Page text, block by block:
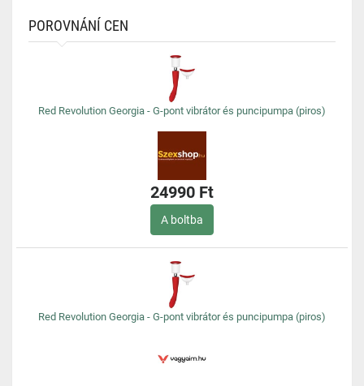
POROVNÁNÍ CEN
Red Revolution Georgia - G-pont vibrátor és puncipumpa (piros)
24990 Ft
A boltba
Red Revolution Georgia - G-pont vibrátor és puncipumpa (piros)